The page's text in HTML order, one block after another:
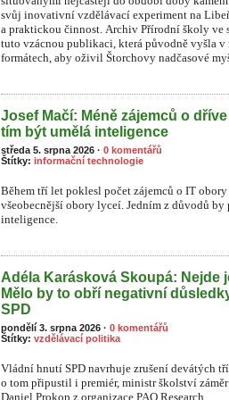
svůj inovativní vzdělávací experiment na
a praktickou činnost. Archiv Přírodní školy ve
tuto vzácnou publikaci, která původně vyšla
formátech, aby oživil Štorchovy nadčasové
Josef Mačí: Méně zájemců o
tím být umělá inteligence
středa 5. srpna 2026 · 0 komentářů
Štítky: informační technologie
Během tří let poklesl počet zájemců o IT
všeobecnější obory lyceí. Jedním z důvodů
inteligence.
Adéla Karásková Skoupá: Nejde
Mělo by to obří negativní
SPD
pondělí 3. srpna 2026 · 0 komentářů
Štítky: vzdělávací politika
Vládní hnutí SPD navrhuje zrušení devátých
o tom připustil i premiér, ministr školství
Daniel Prokop z organizace PAQ Research.